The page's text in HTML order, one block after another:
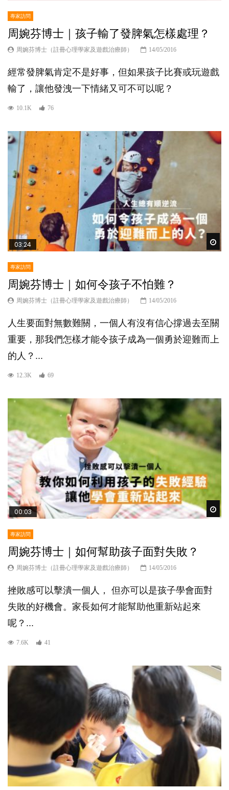
專家訪問
周婉芬博士｜孩子輸了發脾氣怎樣處理？
周婉芬博士（註冊心理學家及遊戲治療師） 14/05/2016
經常發脾氣肯定不是好事，但如果孩子比賽或玩遊戲
輸了，讓他發洩一下情緒又可不可以呢？
10.1K 76
03:24
專家訪問
周婉芬博士｜如何令孩子不怕難？
周婉芬博士（註冊心理學家及遊戲治療師） 14/05/2016
人生要面對無數難關，一個人有沒有信心撐過去至關
重要，那我們怎樣才能令孩子成為一個勇於迎難而上
的人？...
12.3K 69
00:03
專家訪問
周婉芬博士｜如何幫助孩子面對失敗？
周婉芬博士（註冊心理學家及遊戲治療師） 14/05/2016
挫敗感可以擊潰一個人， 但亦可以是孩子學會面對
失敗的好機會。家長如何才能幫助他重新站起來
呢？...
7.6K 41